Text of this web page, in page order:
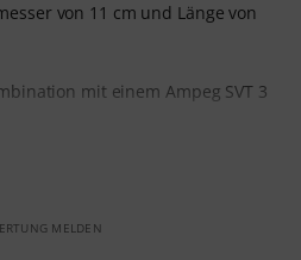
von 11 cm und Länge von
mit einem Ampeg SVT 3
MELDEN